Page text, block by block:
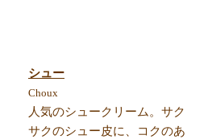
シュー
Choux
人気のシュークリーム。サク
サクのシュー皮に、コクのあ